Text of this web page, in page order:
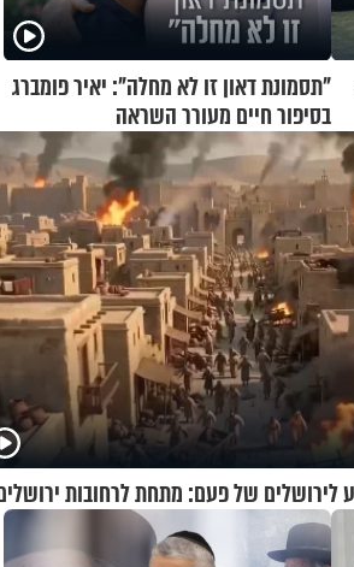
"תסמונת דאון זו לא מחלה": יאיר פומברג
בסיפור חיים מעורר השראה
של פעם: מתחת לרחובות